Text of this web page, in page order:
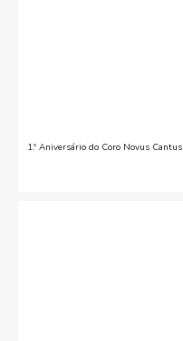
1.º Aniversário do Coro Novus Cantus